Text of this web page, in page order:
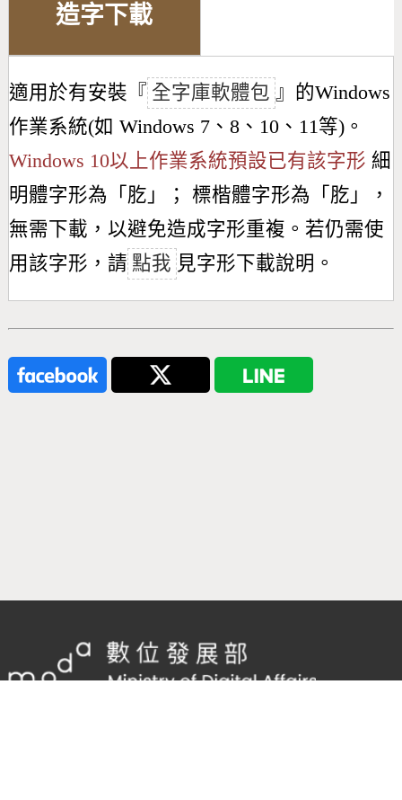
造字下載
適用於有安裝『 全字庫軟體包 』的Windows
作業系統(如 Windows 7、8、10、11等)。
Windows 10以上作業系統預設已有該字形 細
明體字形為「 肐 」； 標楷體字形為「 肐 」，
無需下載，以避免造成字形重複。若仍需使
用該字形，請 點我 見字形下載說明。